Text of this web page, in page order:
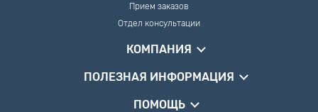
Прием заказов
Отдел консультации
КОМПАНИЯ
ПОЛЕЗНАЯ ИНФОРМАЦИЯ
ПОМОЩЬ